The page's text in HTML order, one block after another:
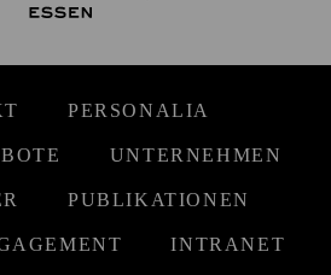
PERSONALIA
UNTERNEHMEN
PUBLIKATIONEN
INTRANET